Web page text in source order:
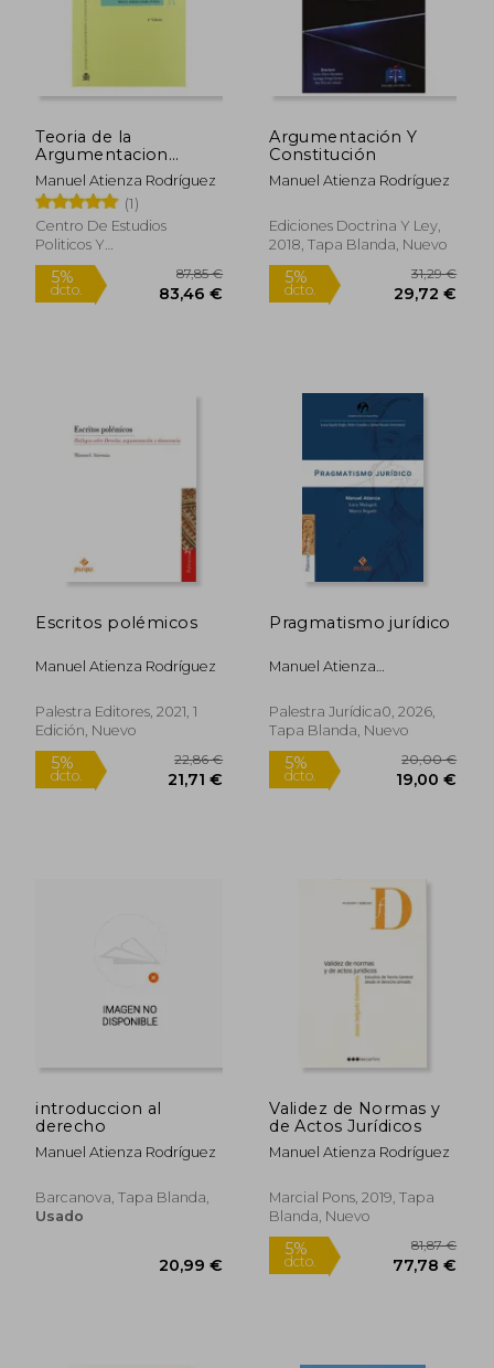
22,36 €
21,24 €
5%
dcto.
Teoria de la
Argumentacion
Juridica
Manuel Atienza Rodríguez
(1)
Centro De Estudios
Politicos Y
Constitucionales, 2000, 2
Edición, Tapa Blanda,
Nuevo
Argumentación Y
Constitución
Manuel Atienza Rodríguez
Ediciones Doctrina Y Ley,
2018, Tapa Blanda, Nuevo
Escritos polémicos
Manuel Atienza Rodríguez
Palestra Editores, 2021, 1
Edición, Nuevo
Pragmatismo jurídico
Manuel Atienza
Malagoli;Marco Segatti
Palestra Jurídica0, 2026,
Tapa Blanda, Nuevo
introduccion al
derecho
Manuel Atienza Rodríguez
Barcanova, Tapa Blanda,
Usado
Validez de Normas y
de Actos Jurídicos
Manuel Atienza Rodríguez
Marcial Pons, 2019, Tapa
Blanda, Nuevo